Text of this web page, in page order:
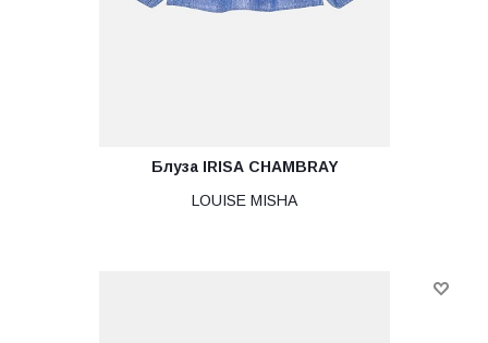
Блуза IRISA CHAMBRAY
LOUISE MISHA